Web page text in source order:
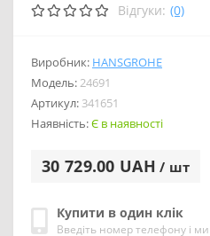
Відгуки: (0)
Виробник: HANSGROHE
Модель:24691
Артикул: 341651
Наявність:Є в наявності
30 729.00 UAH / шт
Купити в один клік
Введіть номер телефону і